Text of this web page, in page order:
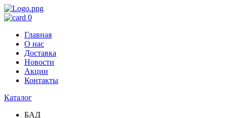
0
Главная
О нас
Доставка
Новости
Акции
Контакты
Каталог
БАД